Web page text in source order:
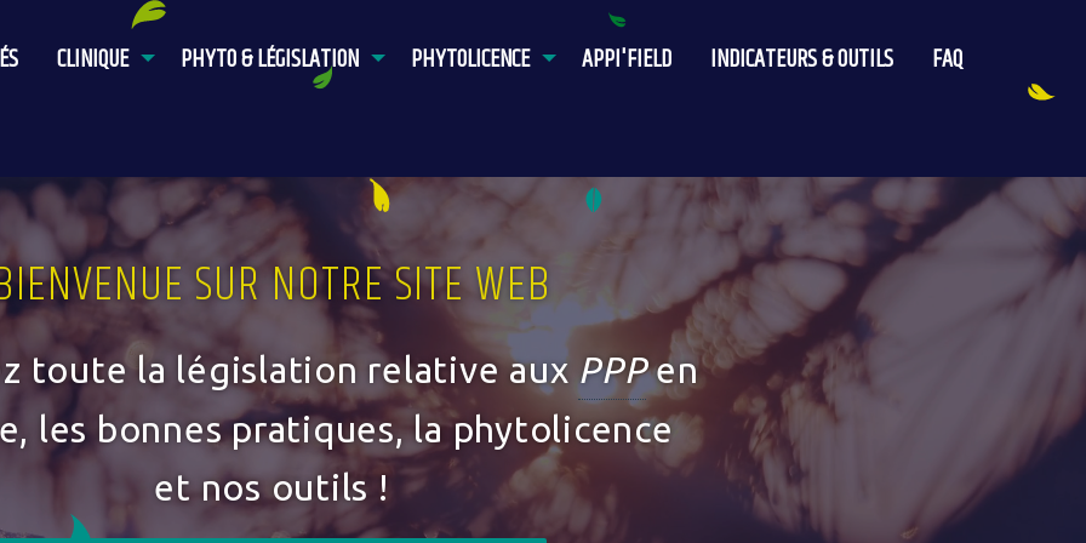
CLINIQUE PHYTO & LÉGISLATION PHYTOLICENCE APPI'FIELD INDICATEURS & OUTILS FAQ
SUR NOTRE SITE WEB
toute la législation relative aux PPPen
les bonnes pratiques, la phytolicence
et nos outils !